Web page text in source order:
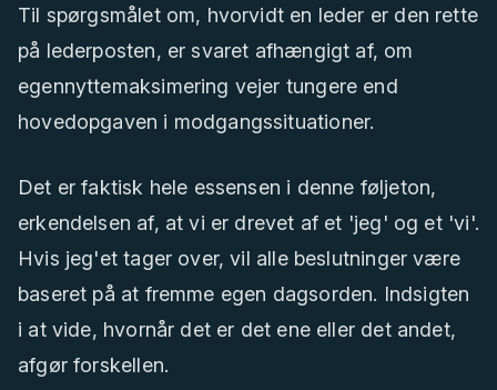
Til spørgsmålet om, hvorvidt en leder er den rette
på lederposten, er svaret afhængigt af, om
egennyttemaksimering vejer tungere end
hovedopgaven i modgangssituationer.
Det er faktisk hele essensen i denne føljeton,
erkendelsen af, at vi er drevet af et 'jeg' og et 'vi'.
Hvis jeg'et tager over, vil alle beslutninger være
baseret på at fremme egen dagsorden. Indsigten
i at vide, hvornår det er det ene eller det andet,
afgør forskellen.